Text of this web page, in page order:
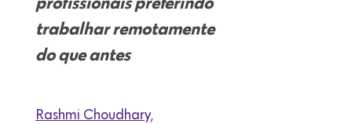
profissionais preferindo
trabalhar remotamente
do que antes
Rashmi Choudhary,